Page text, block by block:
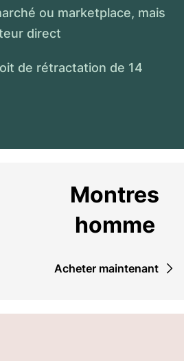
ou marketplace, mais
direct
de rétractation de 14
Montres
homme
Acheter maintenant